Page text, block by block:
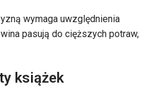
wymaga uwzględnienia
pasują do cięższych potraw,
książek